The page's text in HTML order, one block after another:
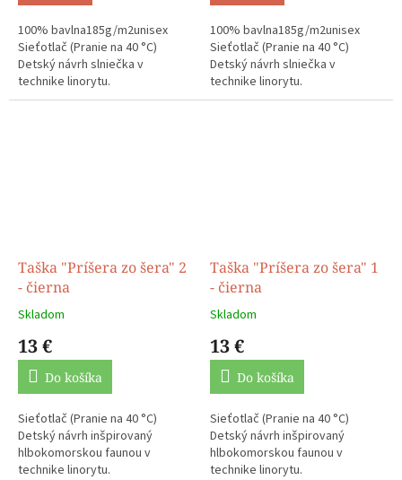
100% bavlna185g/m2unisex
Sieťotlač (Pranie na 40 °C)
Detský návrh slniečka v
technike linorytu.
100% bavlna185g/m2unisex
Sieťotlač (Pranie na 40 °C)
Detský návrh slniečka v
technike linorytu.
Taška "Príšera zo šera" 2
- čierna
Skladom
13 €
Do košíka
Sieťotlač (Pranie na 40 °C)
Detský návrh inšpirovaný
hlbokomorskou faunou v
technike linorytu.
Taška "Príšera zo šera" 1
- čierna
Skladom
13 €
Do košíka
Sieťotlač (Pranie na 40 °C)
Detský návrh inšpirovaný
hlbokomorskou faunou v
technike linorytu.